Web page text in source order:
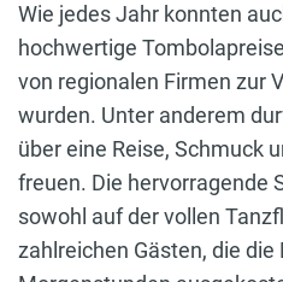
Wie jedes Jahr konnten
hochwertige
von regionalen Firmen zur
wurden. Unter anderem
über eine Reise, Schmuck
freuen. Die hervorragende
sowohl auf der vollen
zahlreichen Gästen, die die